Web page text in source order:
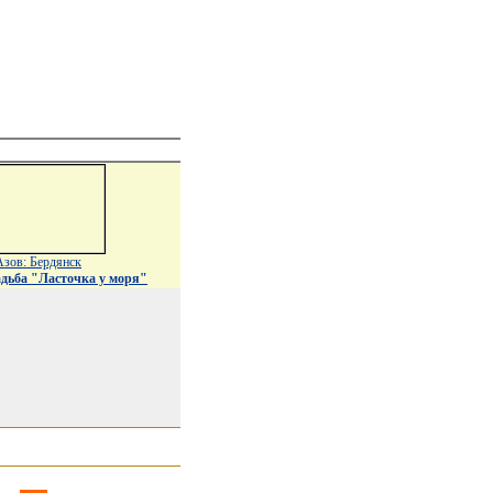
Бердянск
"Ласточка у моря"